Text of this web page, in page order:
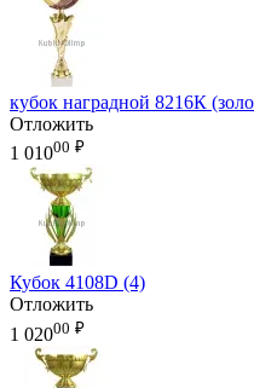
кубок наградной 8216К
Отложить
1 01000 ₽
Кубок 4108D (4)
Отложить
1 02000 ₽